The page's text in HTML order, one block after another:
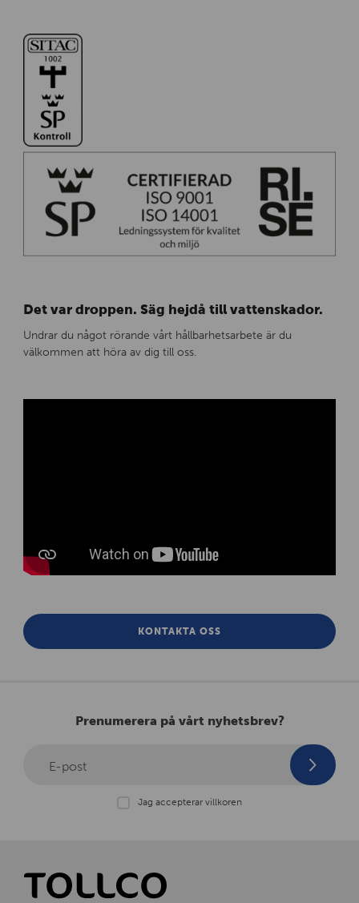
Det var droppen. Säg hejdå till vattenskador.
Undrar du något rörande vårt hållbarhetsarbete är du
välkommen att höra av dig till oss.
KONTAKTA OSS
Prenumerera på vårt nyhetsbrev?
E-post
Jag accepterar villkoren